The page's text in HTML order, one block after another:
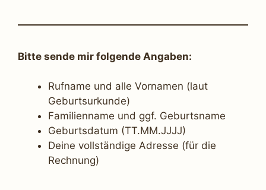
Bitte sende mir folgende Angaben:
Rufname und alle Vornamen (laut
Geburtsurkunde)
Familienname und ggf. Geburtsname
Geburtsdatum (TT.MM.JJJJ)
Deine vollständige Adresse (für die
Rechnung)